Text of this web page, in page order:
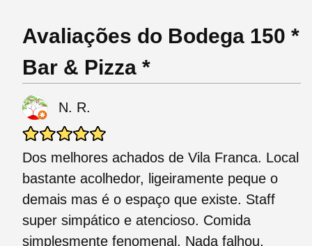
Avaliações do Bodega 150 *
Bar & Pizza *
N. R.
Dos melhores achados de Vila Franca. Local
bastante acolhedor, ligeiramente peque o
demais mas é o espaço que existe. Staff
super simpático e atencioso. Comida
simplesmente fenomenal. Nada falhou,